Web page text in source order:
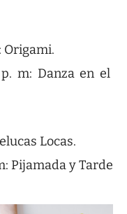
Origami.
m: Danza en el
Locas.
Pijamada y Tarde